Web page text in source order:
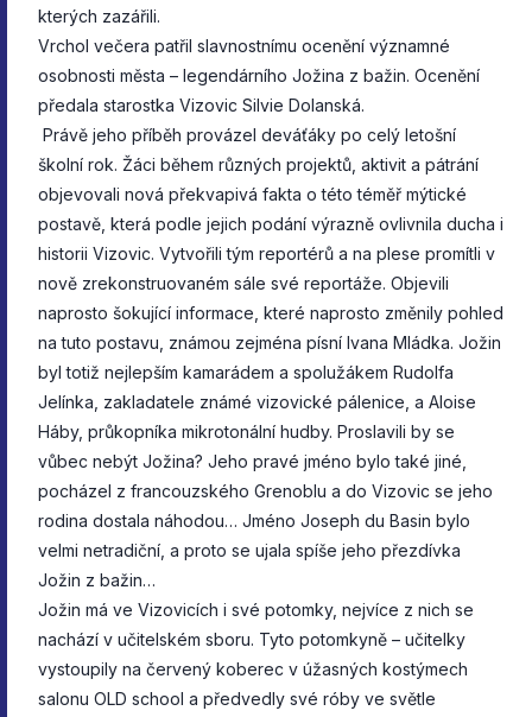
kterých zazářili.
Vrchol večera patřil slavnostnímu ocenění významné
osobnosti města – legendárního Jožina z bažin. Ocenění
předala starostka Vizovic Silvie Dolanská.
Právě jeho příběh provázel deváťáky po celý letošní
školní rok. Žáci během různých projektů, aktivit a pátrání
objevovali nová překvapivá fakta o této téměř mýtické
postavě, která podle jejich podání výrazně ovlivnila ducha i
historii Vizovic. Vytvořili tým reportérů a na plese promítli v
nově zrekonstruovaném sále své reportáže. Objevili
naprosto šokující informace, které naprosto změnily pohled
na tuto postavu, známou zejména písní Ivana Mládka. Jožin
byl totiž nejlepším kamarádem a spolužákem Rudolfa
Jelínka, zakladatele známé vizovické pálenice, a Aloise
Háby, průkopníka mikrotonální hudby. Proslavili by se
vůbec nebýt Jožina? Jeho pravé jméno bylo také jiné,
pocházel z francouzského Grenoblu a do Vizovic se jeho
rodina dostala náhodou… Jméno Joseph du Basin bylo
velmi netradiční, a proto se ujala spíše jeho přezdívka
Jožin z bažin…
Jožin má ve Vizovicích i své potomky, nejvíce z nich se
nachází v učitelském sboru. Tyto potomkyně – učitelky
vystoupily na červený koberec v úžasných kostýmech
salonu OLD school a předvedly své róby ve světle